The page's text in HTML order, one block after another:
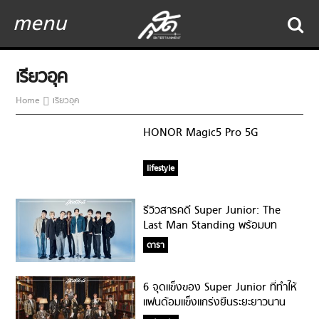
menu
เรียวอุค
Home เรียวอุค
HONOR Magic5 Pro 5G
lifestyle
รีวิวสารคดี Super Junior: The
Last Man Standing พร้อมบท
สัมภาษณ์สุดพิเศษ Super Junior !!!
ดารา
6 จุดแข็งของ Super Junior ที่ทำให้
แฟนด้อมแข็งแกร่งยืนระยะยาวนาน